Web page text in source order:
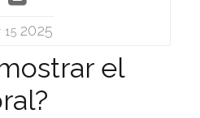
15 2025
el